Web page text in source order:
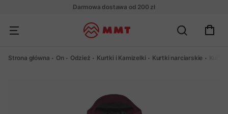
Darmowa dostawa od 200 zł
Strona główna On Odzież Kurtki i Kamizelki Kurtki narciarskie